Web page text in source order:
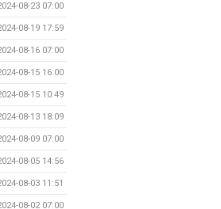
08-23 07:00
08-19 17:59
08-16 07:00
08-15 16:00
08-15 10:49
08-13 18:09
08-09 07:00
08-05 14:56
08-03 11:51
08-02 07:00